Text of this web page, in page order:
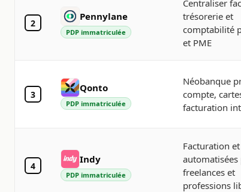
2
Pennylane
PDP immatriculée
Centraliser
trésorerie et
comptabilité
et PME
3
Qonto
PDP immatriculée
Néobanque
compte,
facturation
4
Indy
PDP immatriculée
Facturation
automatisées
freelances et
professions